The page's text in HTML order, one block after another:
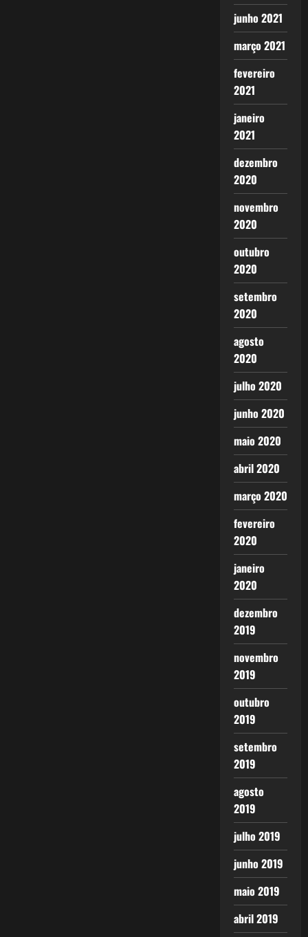
junho 2021
março 2021
fevereiro
2021
janeiro
2021
dezembro
2020
novembro
2020
outubro
2020
setembro
2020
agosto
2020
julho 2020
junho 2020
maio 2020
abril 2020
março 2020
fevereiro
2020
janeiro
2020
dezembro
2019
novembro
2019
outubro
2019
setembro
2019
agosto
2019
julho 2019
junho 2019
maio 2019
abril 2019